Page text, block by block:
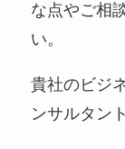
な点やご相
い。
貴社のビジ
ンサルタン